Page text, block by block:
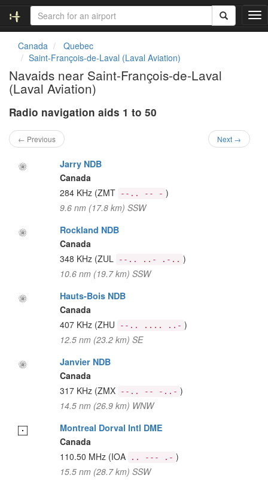
T
o
Canada
Quebec
Saint-François-de-Laval (Laval Aviation)
Navaids near Saint-François-de-Laval
(Laval Aviation)
Radio navigation aids 1 to 50
← Previous Next →
Jarry NDB
Canada
284 KHz (ZMT --.. -- - )
9.6 nm (17.8 km) SSW
Rockland NDB
Canada
348 KHz (ZUL --.. ..- .-.. )
10.6 nm (19.7 km) SSW
Hauts-Bois NDB
Canada
407 KHz (ZHU --.. .... ..- )
12.5 nm (23.2 km) SE
Janvier NDB
Canada
317 KHz (ZMX --.. -- -..- )
14.5 nm (26.9 km) WNW
Montreal Dorval Intl DME
Canada
110.50 MHz (IOA .. --- .- )
15.5 nm (28.7 km) SSW